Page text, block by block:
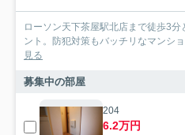
ローソン天下茶屋駅北店まで徒歩3
ント。防犯対策もバッチリなマンシ
見る
募集中の部屋
204
6.2万円